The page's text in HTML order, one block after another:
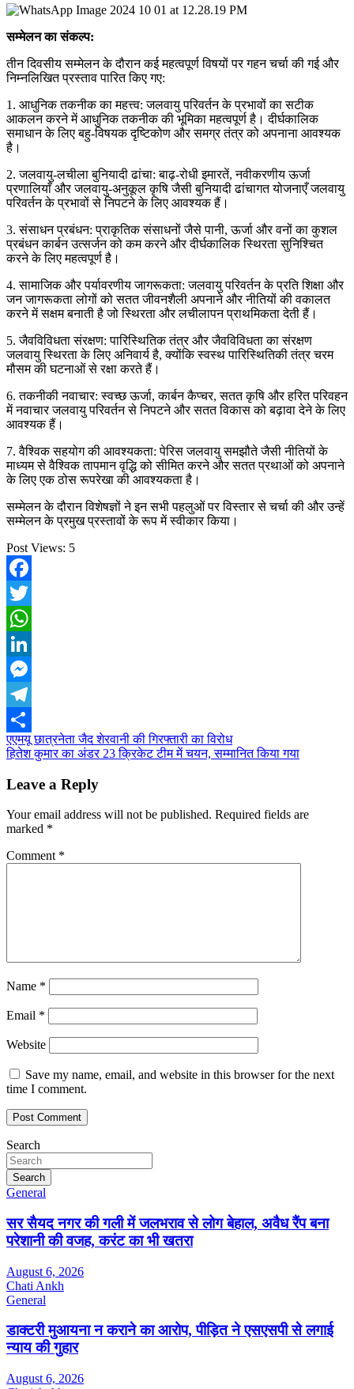
सम्मेलन का संकल्प:
तीन दिवसीय सम्मेलन के दौरान कई महत्वपूर्ण विषयों पर गहन चर्चा की गई और
निम्नलिखित प्रस्ताव पारित किए गए:
1. आधुनिक तकनीक का महत्त्व: जलवायु परिवर्तन के प्रभावों का सटीक
आकलन करने में आधुनिक तकनीक की भूमिका महत्वपूर्ण है। दीर्घकालिक
समाधान के लिए बहु-विषयक दृष्टिकोण और समग्र तंत्र को अपनाना आवश्यक
है।
2. जलवायु-लचीला बुनियादी ढांचा: बाढ़-रोधी इमारतें, नवीकरणीय ऊर्जा
प्रणालियाँ और जलवायु-अनुकूल कृषि जैसी बुनियादी ढांचागत योजनाएँ जलवायु
परिवर्तन के प्रभावों से निपटने के लिए आवश्यक हैं।
3. संसाधन प्रबंधन: प्राकृतिक संसाधनों जैसे पानी, ऊर्जा और वनों का कुशल
प्रबंधन कार्बन उत्सर्जन को कम करने और दीर्घकालिक स्थिरता सुनिश्चित
करने के लिए महत्वपूर्ण है।
4. सामाजिक और पर्यावरणीय जागरूकता: जलवायु परिवर्तन के प्रति शिक्षा और
जन जागरूकता लोगों को सतत जीवनशैली अपनाने और नीतियों की वकालत
करने में सक्षम बनाती है जो स्थिरता और लचीलापन प्राथमिकता देती हैं।
5. जैवविविधता संरक्षण: पारिस्थितिक तंत्र और जैवविविधता का संरक्षण
जलवायु स्थिरता के लिए अनिवार्य है, क्योंकि स्वस्थ पारिस्थितिकी तंत्र चरम
मौसम की घटनाओं से रक्षा करते हैं।
6. तकनीकी नवाचार: स्वच्छ ऊर्जा, कार्बन कैप्चर, सतत कृषि और हरित परिवहन
में नवाचार जलवायु परिवर्तन से निपटने और सतत विकास को बढ़ावा देने के लिए
आवश्यक हैं।
7. वैश्विक सहयोग की आवश्यकता: पेरिस जलवायु समझौते जैसी नीतियों के
माध्यम से वैश्विक तापमान वृद्धि को सीमित करने और सतत प्रथाओं को अपनाने
के लिए एक ठोस रूपरेखा की आवश्यकता है।
सम्मेलन के दौरान विशेषज्ञों ने इन सभी पहलुओं पर विस्तार से चर्चा की और उन्हें
सम्मेलन के प्रमुख प्रस्तावों के रूप में स्वीकार किया।
Post Views: 5
Facebook
Twitter
WhatsApp
LinkedIn
Messenger
Telegram
Share
Post
navigation
एएमयू छात्रनेता जैद शेरवानी की गिरफ्तारी का विरोध
हितेश कुमार का अंडर 23 क्रिकेट टीम में चयन, सम्मानित किया गया
Leave a Reply
Your email address will not be published. Required fields are
marked *
Comment *
Name *
Email *
Website
Save my name, email, and website in this browser for the next
time I comment.
Search
Search
General
सर सैयद नगर की गली में जलभराव से लोग बेहाल, अवैध रैंप बना
परेशानी की वजह, करंट का भी खतरा
August 6, 2026
Chati Ankh
General
डाक्टरी मुआयना न कराने का आरोप, पीड़ित ने एसएसपी से लगाई
न्याय की गुहार
August 6, 2026